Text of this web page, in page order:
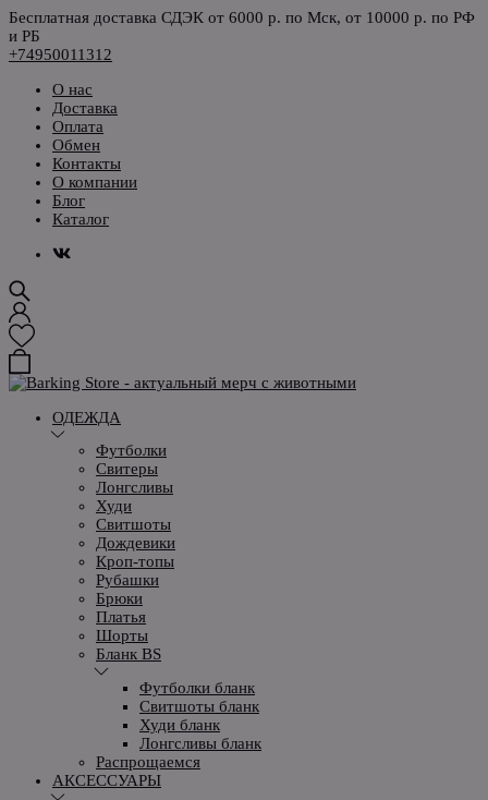
Бесплатная доставка СДЭК от 6000 р. по Мск, от 10000 р. по РФ
и РБ
+74950011312
О нас
Доставка
Оплата
Обмен
Контакты
О компании
Блог
Каталог
ОДЕЖДА
Футболки
Свитеры
Лонгсливы
Худи
Свитшоты
Дождевики
Кроп-топы
Рубашки
Брюки
Платья
Шорты
Бланк BS
Футболки бланк
Свитшоты бланк
Худи бланк
Лонгсливы бланк
Распрощаемся
АКСЕССУАРЫ